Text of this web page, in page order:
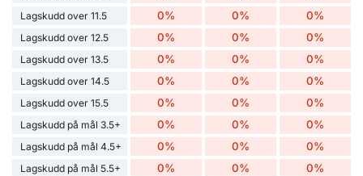
Lagskudd over 11.5 0% 0% 0%
Lagskudd over 12.5 0% 0% 0%
Lagskudd over 13.5 0% 0% 0%
Lagskudd over 14.5 0% 0% 0%
Lagskudd over 15.5 0% 0% 0%
Lagskudd på mål 3.5+ 0% 0% 0%
Lagskudd på mål 4.5+ 0% 0% 0%
Lagskudd på mål 5.5+ 0% 0% 0%